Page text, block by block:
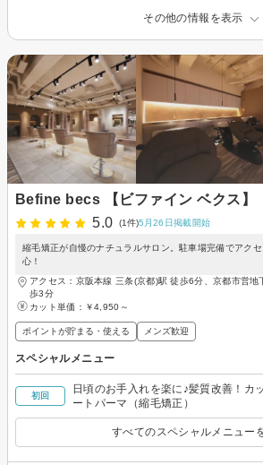
その他の情報を表示
Befine becs 【ビファイン ベクス】
5.0
(1件)5月26日掲載開始
縮毛矯正が自慢のナチュラルサロン。駐車場完備でアク
心！
アクセス：京阪本線 三条(京都)駅 徒歩6分、京都市営
歩3分
カット単価： ￥4,950～
ポイントが貯まる・使える メンズ歓迎
スペシャルメニュー
初回
日頃のお手入れを楽に♪髪質改善！カ
ートパーマ（縮毛矯正）
すべてのスペシャルメニュー